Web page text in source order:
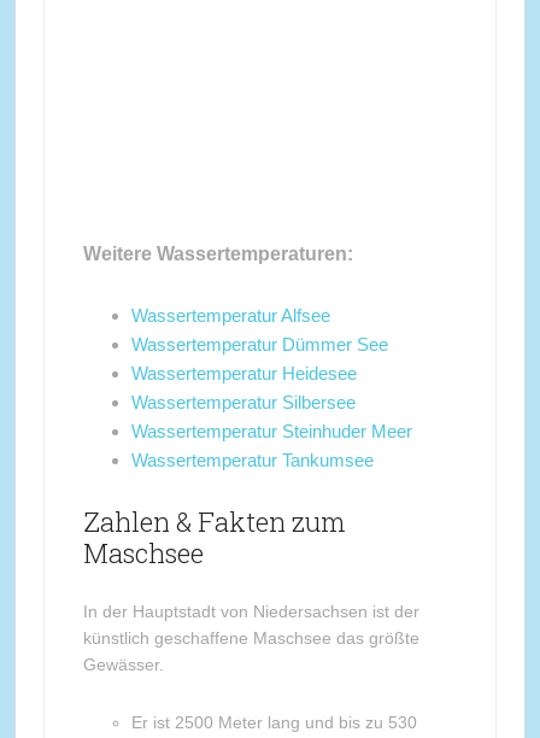
Weitere Wassertemperaturen:
Wassertemperatur Alfsee
Wassertemperatur Dümmer See
Wassertemperatur Heidesee
Wassertemperatur Silbersee
Wassertemperatur Steinhuder Meer
Wassertemperatur Tankumsee
Zahlen & Fakten zum
Maschsee
In der Hauptstadt von Niedersachsen ist der
künstlich geschaffene Maschsee das größte
Gewässer.
Er ist 2500 Meter lang und bis zu 530